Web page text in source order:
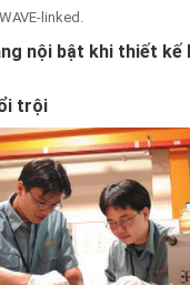
linked.
nội bật khi thiết kế
trội